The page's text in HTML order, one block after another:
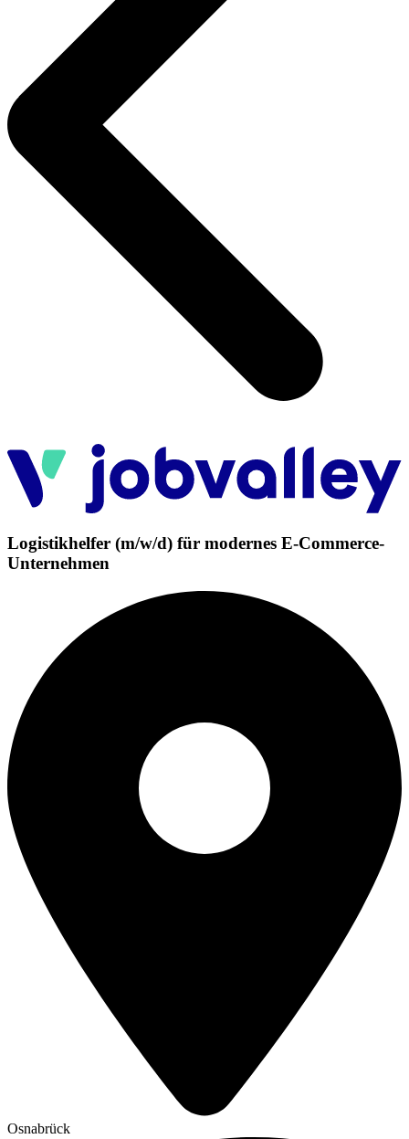
Logistikhelfer (m/w/d) für modernes E-Commerce-
Unternehmen
Osnabrück